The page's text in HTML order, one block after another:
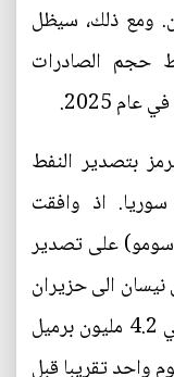
ومع ذلك، سيظل
حجم الصادرات
بتصدير النفط
اذ وافقت
(سومو) على تصدير
نيسان الى حزيران
عبر سوريا. ويعادل هذا الإجمالي حوالي 4.2 مليون برميل
واحد تقريبا قبل